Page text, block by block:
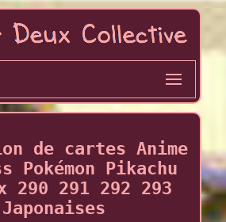
de cartes Anime
Pokémon Pikachu
290 291 292 293
Japonaises